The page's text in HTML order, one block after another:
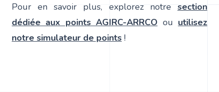
Pour en savoir plus, explorez notre section
dédiée aux points AGIRC-ARRCO ou utilisez
notre simulateur de points !